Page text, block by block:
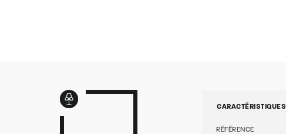
CARACTÉRISTIQUES
RÉFÉRENCE